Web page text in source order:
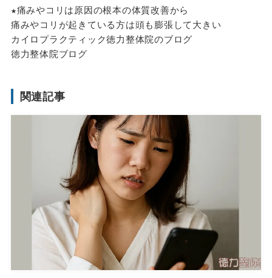
★痛みやコリは原因の根本の体質改善から
痛みやコリが起きている方は頭も膨張して大きい
カイロプラクティック徳力整体院のブログ
徳力整体院ブログ
関連記事